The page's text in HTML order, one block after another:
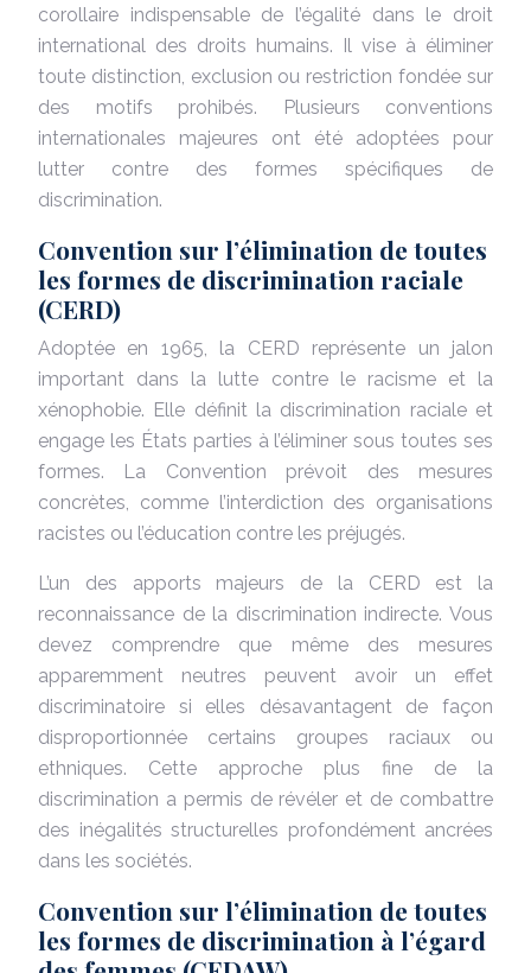
corollaire indispensable de l’égalité dans le droit
international des droits humains. Il vise à éliminer
toute distinction, exclusion ou restriction fondée sur
des motifs prohibés. Plusieurs conventions
internationales majeures ont été adoptées pour
lutter contre des formes spécifiques de
discrimination.
Convention sur l’élimination de toutes
les formes de discrimination raciale
(CERD)
Adoptée en 1965, la CERD représente un jalon
important dans la lutte contre le racisme et la
xénophobie. Elle définit la discrimination raciale et
engage les États parties à l’éliminer sous toutes ses
formes. La Convention prévoit des mesures
concrètes, comme l’interdiction des organisations
racistes ou l’éducation contre les préjugés.
L’un des apports majeurs de la CERD est la
reconnaissance de la discrimination indirecte. Vous
devez comprendre que même des mesures
apparemment neutres peuvent avoir un effet
discriminatoire si elles désavantagent de façon
disproportionnée certains groupes raciaux ou
ethniques. Cette approche plus fine de la
discrimination a permis de révéler et de combattre
des inégalités structurelles profondément ancrées
dans les sociétés.
Convention sur l’élimination de toutes
les formes de discrimination à l’égard